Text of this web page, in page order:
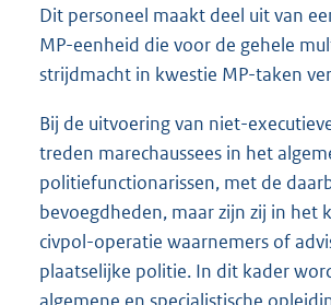
Dit personeel maakt deel uit van
MP-eenheid die voor de gehele
strijdmacht in kwestie MP-taken
Bij de uitvoering van niet-
treden marechaussees in het
politiefunctionarissen, met de
bevoegdheden, maar zijn zij in het
civpol-operatie waarnemers of
plaatselijke politie. In dit kader